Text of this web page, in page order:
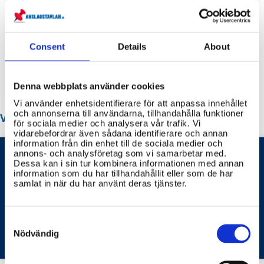
Consent Details About
Denna webbplats använder cookies
Vi använder enhetsidentifierare för att anpassa innehållet
och annonserna till användarna, tillhandahålla funktioner
för sociala medier och analysera vår trafik. Vi
vidarebefordrar även sådana identifierare och annan
information från din enhet till de sociala medier och
annons- och analysföretag som vi samarbetar med.
Dessa kan i sin tur kombinera informationen med annan
information som du har tillhandahållit eller som de har
samlat in när du har använt deras tjänster.
Selection
Nödvändig
Servicekontor
Idrottsanläggningar
VANLIGA FRÅGOR OM REGION SÖRMLAND
Hur styrs Region Sörmland och vilken politisk